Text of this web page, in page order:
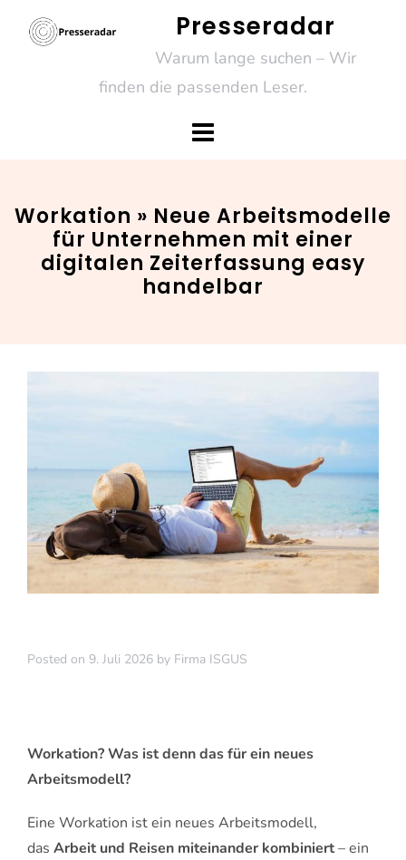
Presseradar
Warum lange suchen – Wir
finden die passenden Leser.
Workation » Neue Arbeitsmodelle
für Unternehmen mit einer
digitalen Zeiterfassung easy
handelbar
Posted on 9. Juli 2026 by Firma ISGUS
Workation? Was ist denn das für ein neues
Arbeitsmodell?
Eine Workation ist ein neues Arbeitsmodell,
das Arbeit und Reisen miteinander kombiniert– ein